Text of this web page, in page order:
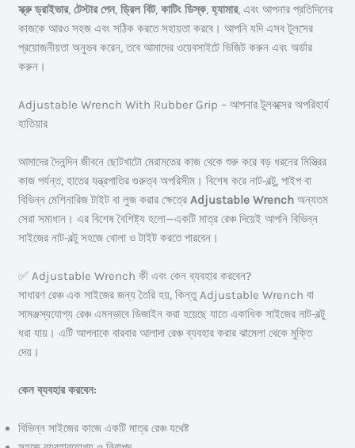
স্ক্রু ড্রাইভার,টেস্টার পেন,ড্রিল বিট,কাটিং ডিস্ক,হ্যামার, এবং আপনার প্রতিদিনের
কাজকে আরও সহজ এবং সঠিক করতে সহায়তা করবে। আপনি যদি এসব টুলসের
প্রয়োজনীয়তা অনুভব করেন, তবে আমাদের ওয়েবসাইটে ভিজিট করুন এবং অর্ডার
করুন।
Adjustable Wrench With Rubber Grip – আপনার টুলবক্সের অপরিহার্য
হাতিয়ার
আমাদের দৈনন্দিন জীবনে ছোটখাটো মেরামতের কাজ থেকে শুরু করে বড় ধরনের মিস্ত্রির
কাজ পর্যন্ত, হাতের যন্ত্রপাতির গুরুত্ব অপরিসীম। বিশেষ করে নাট-বল্টু, পাইপ বা
বিভিন্ন মেশিনারিজ টাইট বা লুজ করার ক্ষেত্রেAdjustable Wrench অন্যতম
সেরা সমাধান। এর বিশেষ বৈশিষ্ট্য হলো—একটি মাত্র রেঞ্চ দিয়েই আপনি বিভিন্ন
সাইজের নাট-বল্টু সহজে খোলা ও টাইট করতে পারবেন।
✅ Adjustable Wrench কী এবং কেন ব্যবহার করবেন?
সাধারণ রেঞ্চ এক সাইজের জন্য তৈরি হয়, কিন্তু Adjustable Wrench বা
সামঞ্জস্যযোগ্য রেঞ্চ এমনভাবে ডিজাইন করা হয়েছে যাতে একাধিক সাইজের নাট-বল্টু
ধরা যায়। এটি আপনাকে বারবার আলাদা রেঞ্চ ব্যবহার করার ঝামেলা থেকে মুক্তি
দেয়।
কেন ব্যবহার করবেন:
বিভিন্ন সাইজের কাজে একটি মাত্র রেঞ্চ যথেষ্ট